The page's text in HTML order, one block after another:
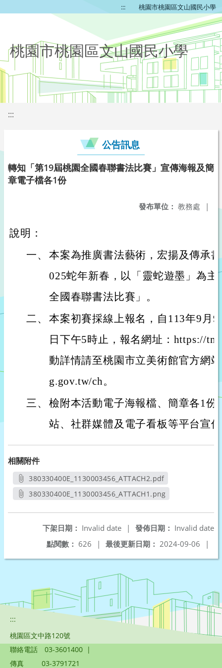
::: 桃園市桃園區文山國民小學
桃園市桃園區文山國民小學
:::
公告訊息
轉知「第19屆桃園全國春聯書法比賽」宣傳海報及簡
章電子檔各1份
發布單位： 教務處 |
說明：
一、 本案為推廣書法藝術，宏揚及傳承
025蛇年新春，以「靈蛇遊墨」為
全國春聯書法比賽」。
二、 本案初賽採線上報名，自113年9月
日下午5時止，報名網址：https://
動詳情請至桃園市立美術館官方網
g.gov.tw/ch。
三、 檢附本活動電子海報檔、簡章各1份
站、社群媒體及電子看板等平台宣
相關附件
380330400E_1130003456_ATTACH2.pdf
另開新視窗
380330400E_1130003456_ATTACH1.png
發佈日期： Invalid date
下架日期： Invalid date
|
最後更新日期： 2024-09-06 |
點閱數： 626 |
:::
桃園區文中路120號
聯絡電話
03-3601400 |
傳真
03-3791721